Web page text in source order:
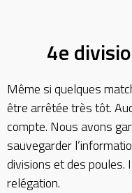
4e
Même si quelques
être arrêtée très tôt.
compte. Nous avons
sauvegarder
divisions et des poules.
relégation.